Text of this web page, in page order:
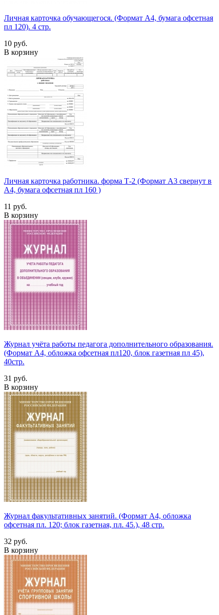
Личная карточка обучающегося. (Формат А4, бумага офсетная
пл 120). 4 стр.
10 руб.
В корзину
Личная карточка работника. форма Т-2 (Формат А3 свернут в
А4, бумага офсетная пл 160 )
11 руб.
В корзину
Журнал учёта работы педагога дополнительного образования.
(Формат А4, обложка офсетная пл120, блок газетная пл 45),
40стр.
31 руб.
В корзину
Журнал факультативных занятий. (Формат А4, обложка
офсетная пл. 120; блок газетная, пл. 45.), 48 стр.
32 руб.
В корзину